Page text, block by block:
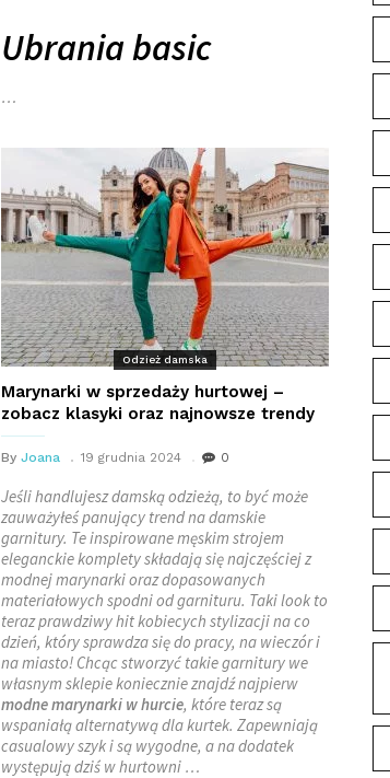
Ubrania basic
…
Odzież damska
Marynarki w sprzedaży hurtowej –
zobacz klasyki oraz najnowsze trendy
By Joana 19 grudnia 2024 0
Jeśli handlujesz damską odzieżą, to być może
zauważyłeś panujący trend na damskie
garnitury. Te inspirowane męskim strojem
eleganckie komplety składają się najczęściej z
modnej marynarki oraz dopasowanych
materiałowych spodni od garnituru. Taki look to
teraz prawdziwy hit kobiecych stylizacji na co
dzień, który sprawdza się do pracy, na wieczór i
na miasto! Chcąc stworzyć takie garnitury we
własnym sklepie koniecznie znajdź najpierw
modne marynarki w hurcie, które teraz są
wspaniałą alternatywą dla kurtek. Zapewniają
casualowy szyk i są wygodne, a na dodatek
występują dziś w hurtowni …